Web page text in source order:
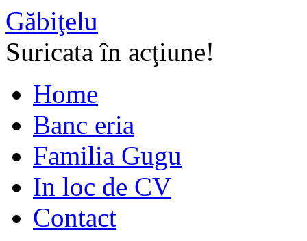
Găbiţelu
Suricata în acţiune!
Home
Banc eria
Familia Gugu
In loc de CV
Contact